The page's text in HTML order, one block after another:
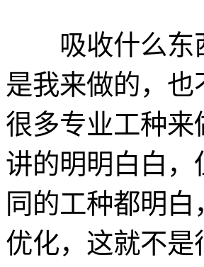
吸收什么东西
是我来做的，
很多专业工种
讲的明明白白
同的工种都明
优化，这就不